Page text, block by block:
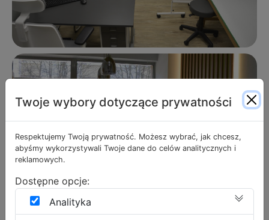
Twoje wybory dotyczące prywatności
Respektujemy Twoją prywatność. Możesz wybrać, jak chcesz,
abyśmy wykorzystywali Twoje dane do celów analitycznych i
reklamowych.
Dostępne opcje:
Analityka